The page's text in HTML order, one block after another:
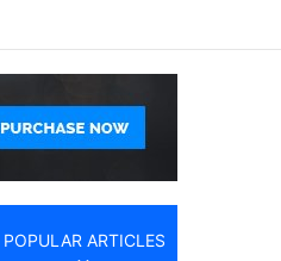
POPULAR ARTICLES